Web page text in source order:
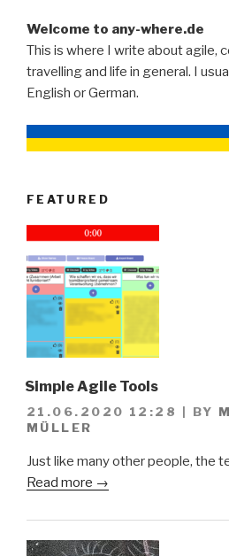
Welcome to any-where.de
This is where I write about agile,
travelling and life in general. I
English or German.
FEATURED
Simple Agile Tools
21.06.2020 12:28 BY
MÜLLER
Just like many other people, the
Read more →